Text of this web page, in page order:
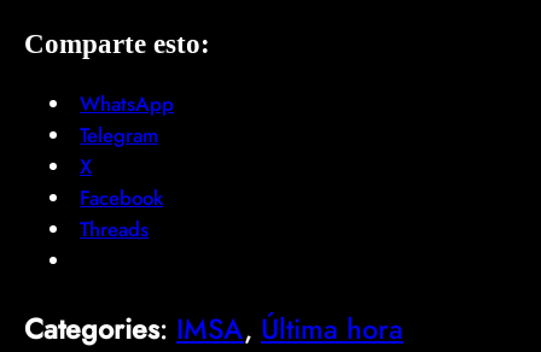
Comparte esto:
WhatsApp
Telegram
X
Facebook
Threads
Categories: IMSA, Última hora